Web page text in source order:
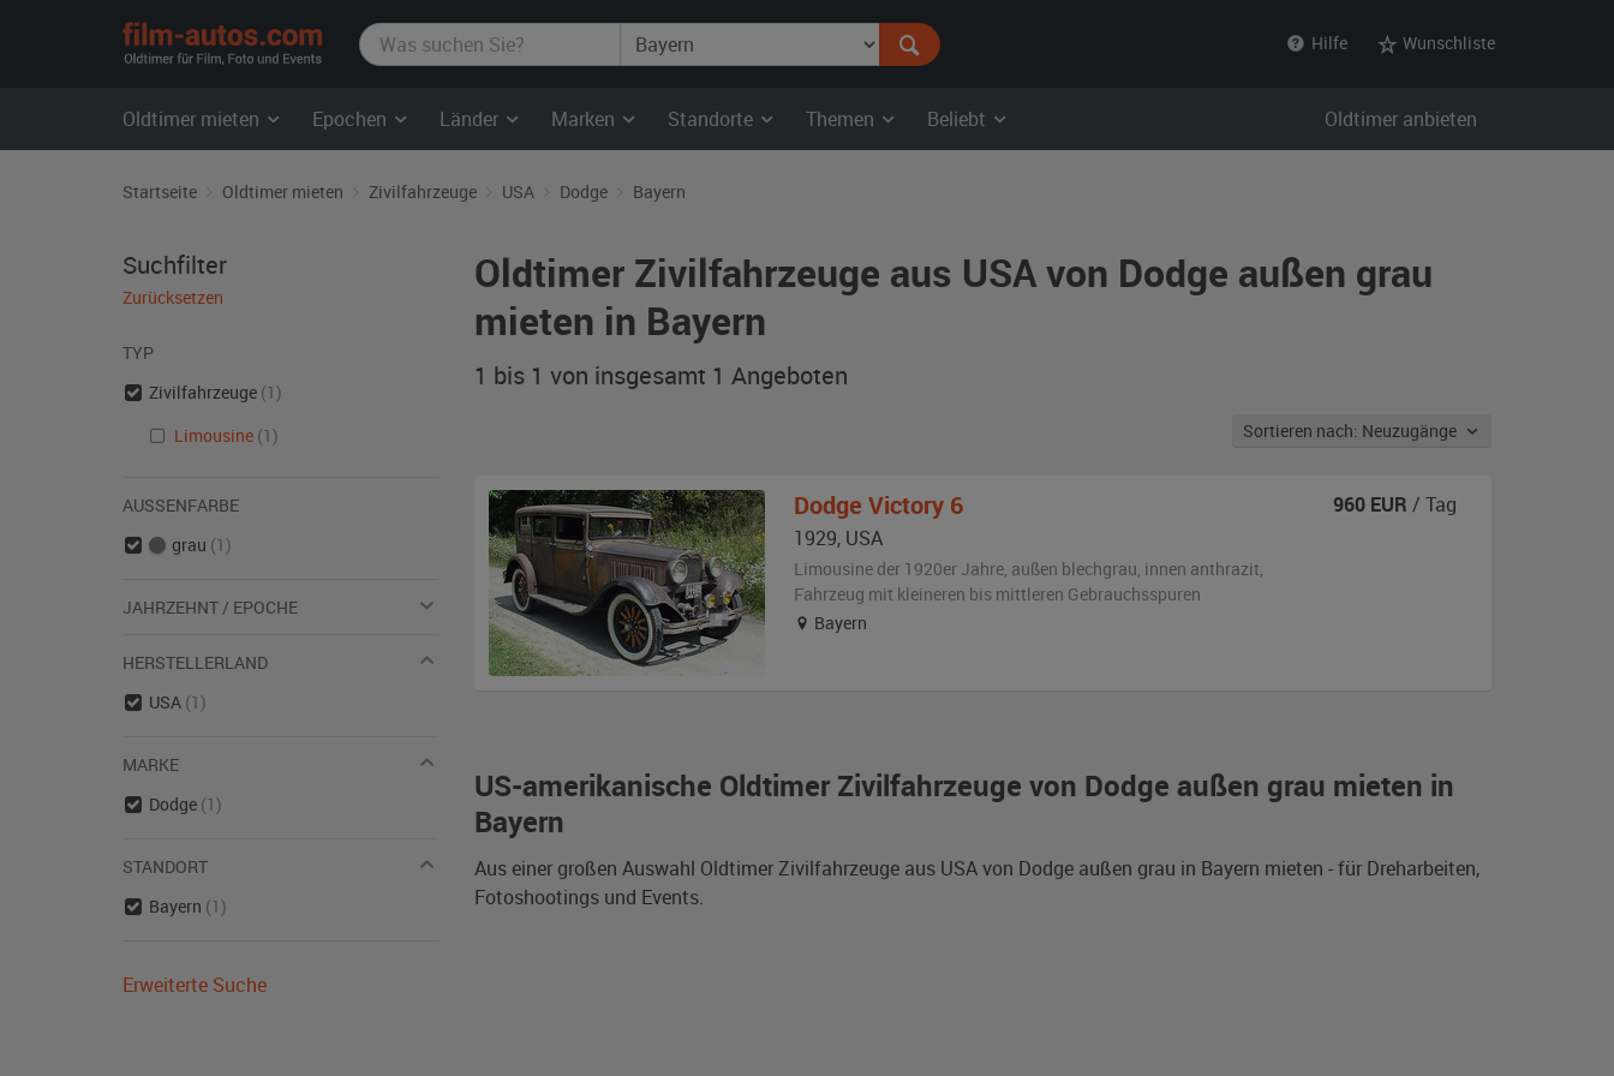
film-
autos.com
Hilfe Wunschliste
Oldtimer mieten Epochen Länder Marken Standorte Themen Beliebt Oldtimer anbieten
Startseite Oldtimer mieten Zivilfahrzeuge USA Dodge Bayern
Oldtimer Zivilfahrzeuge aus USA von Dodge außen grau
mieten in Bayern
1 bis 1 von insgesamt 1 Angeboten
Sortieren nach: Neuzugänge
US-amerikanische Oldtimer Zivilfahrzeuge von Dodge außen grau mieten in
Bayern
Aus einer großen Auswahl Oldtimer Zivilfahrzeuge aus USA von Dodge außen grau in Bayern mieten - für Dreharbeiten,
Fotoshootings und Events.
Dodge Victory 6
1929, USA
Limousine der 1920er Jahre, außen blechgrau, innen anthrazit,
Fahrzeug mit kleineren bis mittleren Gebrauchsspuren
Bayern
960 EUR / Tag
Suchfilter
Zurücksetzen
TYP
Zivilfahrzeuge (1)
Limousine (1)
AUSSENFARBE
grau (1)
JAHRZEHNT / EPOCHE
HERSTELLERLAND
USA (1)
MARKE
Dodge (1)
STANDORT
Bayern (1)
Erweiterte Suche